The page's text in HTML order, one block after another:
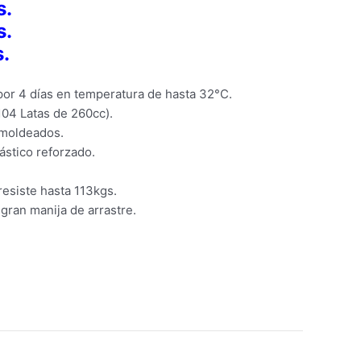
4 días en temperatura de hasta 32°C.
Latas de 260cc).
reforzado.
hasta 113kgs.
manija de arrastre.